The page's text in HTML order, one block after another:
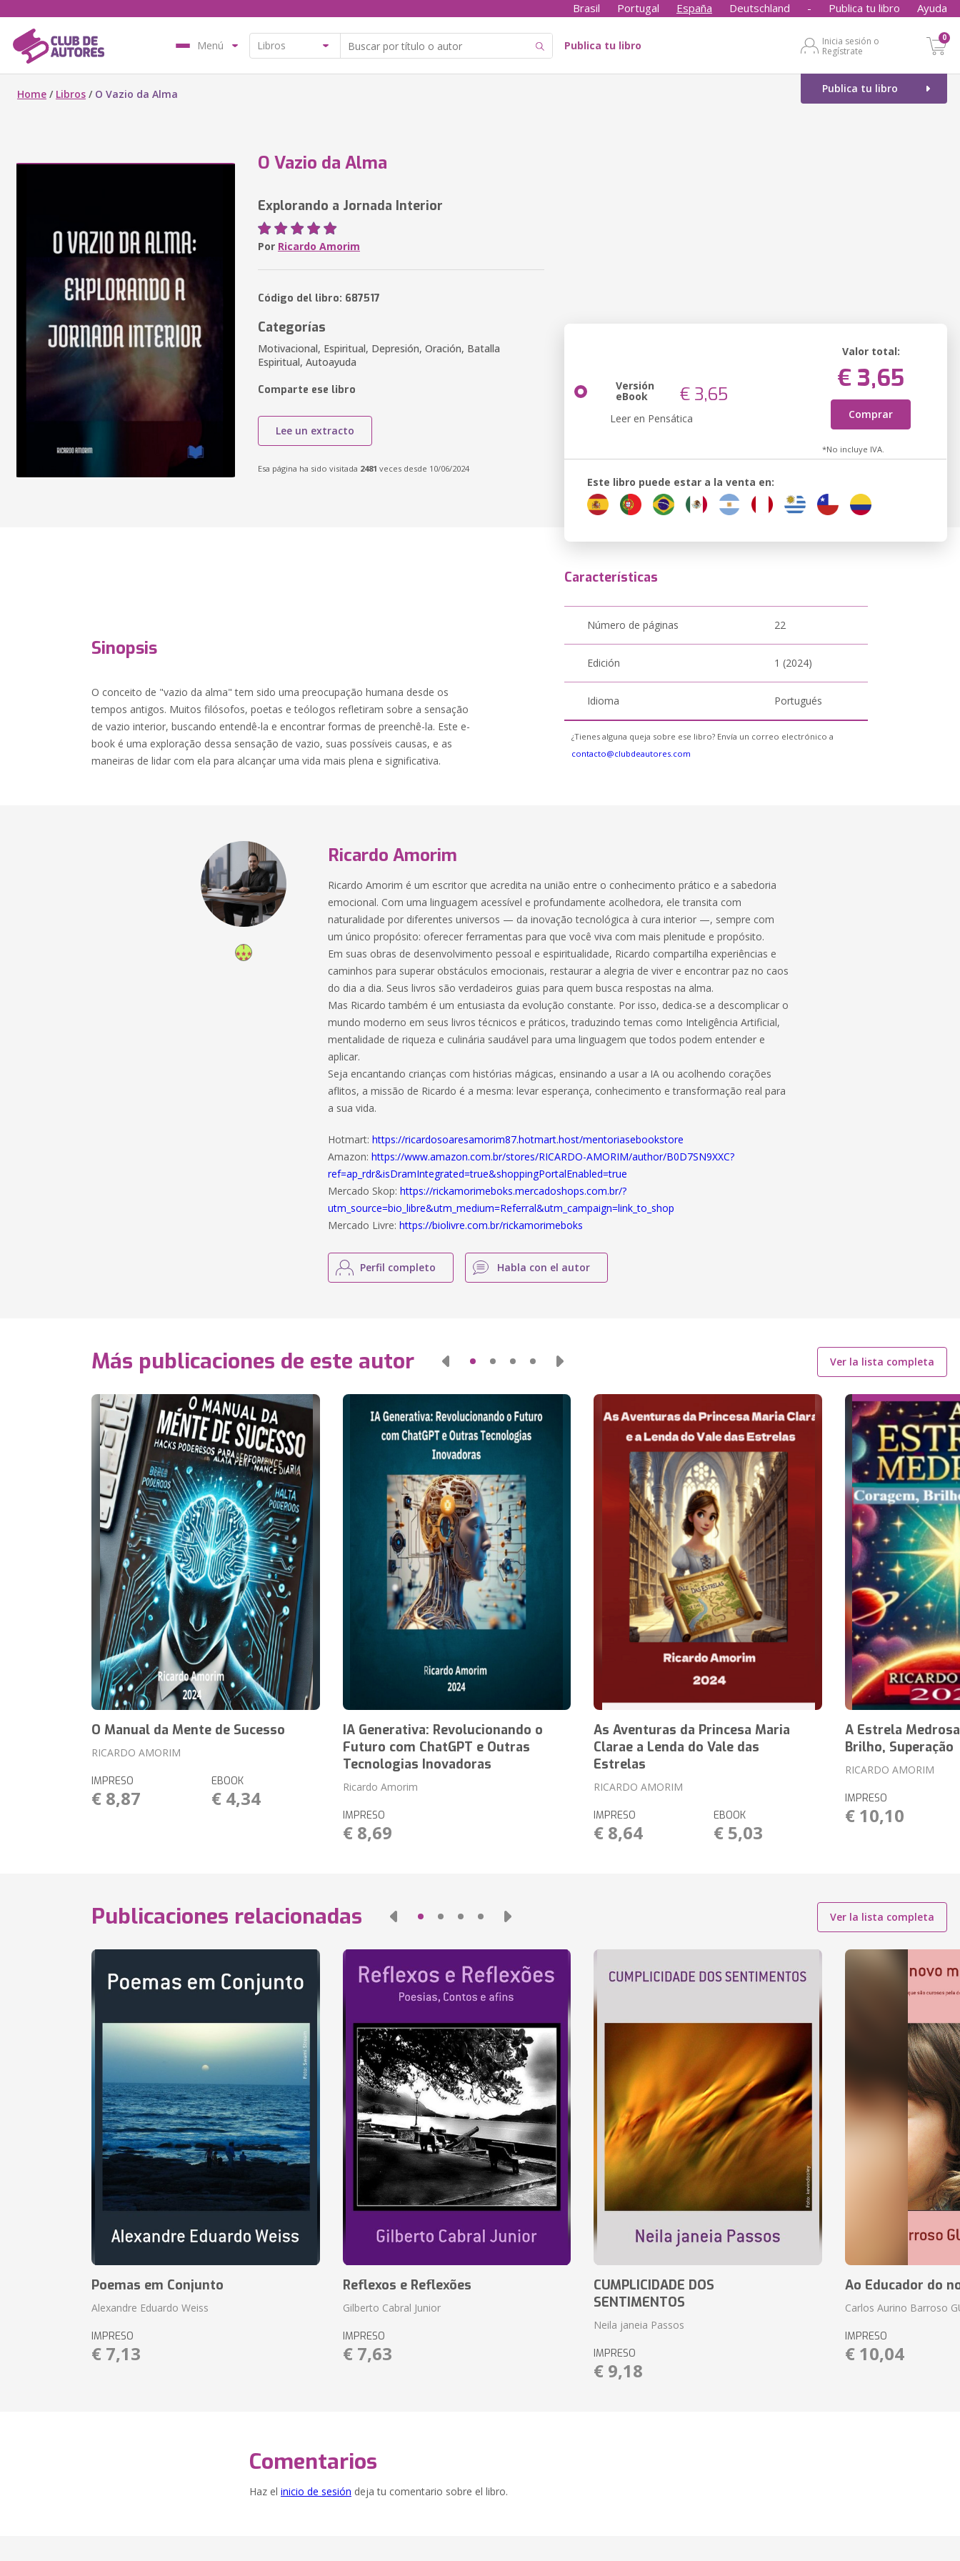
Brasil Portugal España Deutschland - Publica tu libro Ayuda
Menú Publica tu libro
Inicia sesión o
Regístrate
0
Publica tu libro
Home / Libros / O Vazio da Alma
O Vazio da Alma
Explorando a Jornada Interior
Por Ricardo Amorim
Código del libro: 687517
Categorías
Motivacional, Espiritual, Depresión, Oración, Batalla
Espiritual, Autoayuda
Comparte ese libro
Lee un extracto
Esa página ha sido visitada 2481 veces desde 10/06/2024
Versión
eBook € 3,65
Leer en Pensática
Valor total:
€ 3,65
Comprar
*No incluye IVA.
Este libro puede estar a la venta en:
Sinopsis
O conceito de "vazio da alma" tem sido uma preocupação humana desde os
tempos antigos. Muitos filósofos, poetas e teólogos refletiram sobre a sensação
de vazio interior, buscando entendê-la e encontrar formas de preenchê-la. Este e-
book é uma exploração dessa sensação de vazio, suas possíveis causas, e as
maneiras de lidar com ela para alcançar uma vida mais plena e significativa.
Características
Número de páginas 22
Edición 1 (2024)
Idioma Portugués
¿Tienes alguna queja sobre ese libro? Envía un correo electrónico a
contacto@clubdeautores.com
Ricardo Amorim
Ricardo Amorim é um escritor que acredita na união entre o conhecimento prático e a sabedoria
emocional. Com uma linguagem acessível e profundamente acolhedora, ele transita com
naturalidade por diferentes universos — da inovação tecnológica à cura interior —, sempre com
um único propósito: oferecer ferramentas para que você viva com mais plenitude e propósito.
Em suas obras de desenvolvimento pessoal e espiritualidade, Ricardo compartilha experiências e
caminhos para superar obstáculos emocionais, restaurar a alegria de viver e encontrar paz no caos
do dia a dia. Seus livros são verdadeiros guias para quem busca respostas na alma.
Mas Ricardo também é um entusiasta da evolução constante. Por isso, dedica-se a descomplicar o
mundo moderno em seus livros técnicos e práticos, traduzindo temas como Inteligência Artificial,
mentalidade de riqueza e culinária saudável para uma linguagem que todos podem entender e
aplicar.
Seja encantando crianças com histórias mágicas, ensinando a usar a IA ou acolhendo corações
aflitos, a missão de Ricardo é a mesma: levar esperança, conhecimento e transformação real para
a sua vida.
Hotmart:https://ricardosoaresamorim87.hotmart.host/mentoriasebookstore
Amazon:https://www.amazon.com.br/stores/RICARDO-AMORIM/author/B0D7SN9XXC?
ref=ap_rdr&isDramIntegrated=true&shoppingPortalEnabled=true
Mercado Skop:https://rickamorimeboks.mercadoshops.com.br/?
utm_source=bio_libre&utm_medium=Referral&utm_campaign=link_to_shop
Mercado Livre:https://biolivre.com.br/rickamorimeboks
Perfil completo Habla con el autor
Más publicaciones de este autor Ver la lista completa
O Manual da Mente de Sucesso
RICARDO AMORIM
IMPRESO
€ 8,87
EBOOK
€ 4,34
IA Generativa: Revolucionando o
Futuro com ChatGPT e Outras
Tecnologias Inovadoras
Ricardo Amorim
IMPRESO
€ 8,69
As Aventuras da Princesa Maria
Clarae a Lenda do Vale das
Estrelas
RICARDO AMORIM
IMPRESO
€ 8,64
EBOOK
€ 5,03
A Estrela
Brilho, Superação
RICARDO AMORIM
IMPRESO
€ 10,10
Publicaciones relacionadas Ver la lista completa
Poemas em Conjunto
Alexandre Eduardo Weiss
IMPRESO
€ 7,13
Reflexos e Reflexões
Gilberto Cabral Junior
IMPRESO
€ 7,63
CUMPLICIDADE DOS
SENTIMENTOS
Neila janeia Passos
IMPRESO
€ 9,18
Ao Educador do
Carlos Aurino Barroso
IMPRESO
€ 10,04
Comentarios
Haz el inicio de sesión deja tu comentario sobre el libro.